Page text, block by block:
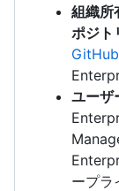
組織所
ポジト
ユーザ
ープラ